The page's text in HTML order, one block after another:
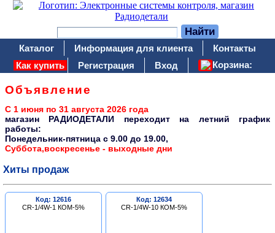
Каталог Информация для клиента
Контакты
Как купить
Регистрация Вход Корзина:
Объявление
С 1 июня по 31 августа 2026 года
магазин РАДИОДЕТАЛИ переходит на летний график
работы:
Понедельник-пятница c 9.00 до 19.00,
Суббота,воскресенье - выходные дни
Хиты продаж
Код: 12616
CR-1/4W-1 КОМ-5%
Код: 12634
CR-1/4W-10 КОМ-5%